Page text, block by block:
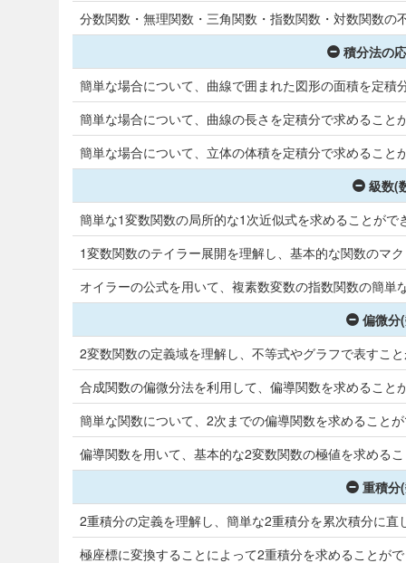
分数関数・無理関数・三角関数・指数関数・対数関数の
積分法の
簡単な場合について、曲線で囲まれた図形の面積を定積
簡単な場合について、曲線の長さを定積分で求めること
簡単な場合について、立体の体積を定積分で求めること
級数(
簡単な1変数関数の局所的な1次近似式を求めることがで
1変数関数のテイラー展開を理解し、基本的な関数のマ
オイラーの公式を用いて、複素数変数の指数関数の簡単
偏微分
2変数関数の定義域を理解し、不等式やグラフで表すこ
合成関数の偏微分法を利用して、偏導関数を求めること
簡単な関数について、2次までの偏導関数を求めること
偏導関数を用いて、基本的な2変数関数の極値を求める
重積分
2重積分の定義を理解し、簡単な2重積分を累次積分に直
極座標に変換することによって2重積分を求めることが